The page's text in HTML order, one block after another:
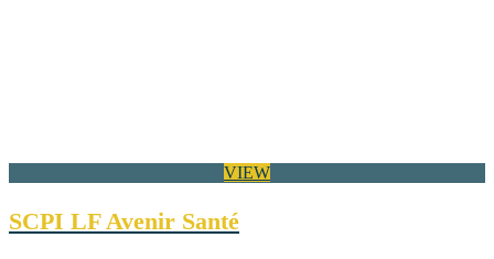
VIEW
SCPI LF Avenir Santé